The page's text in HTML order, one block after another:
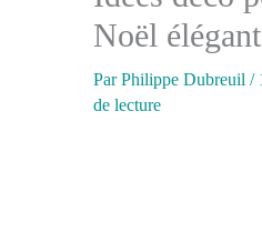
Noël
ParPhilippe Dubreuil /
de lecture